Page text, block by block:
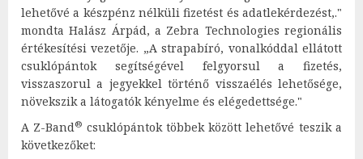
lehetővé a készpénz nélküli fizetést és adatlekérdezést,."
mondta Halász Árpád, a Zebra Technologies regionális
értékesítési vezetője. „A strapabíró, vonalkóddal ellátott
csuklópántok segítségével felgyorsul a fizetés,
visszaszorul a jegyekkel történő visszaélés lehetősége,
növekszik a látogatók kényelme és elégedettsége."
A Z-Band® csuklópántok többek között lehetővé teszik a
következőket: